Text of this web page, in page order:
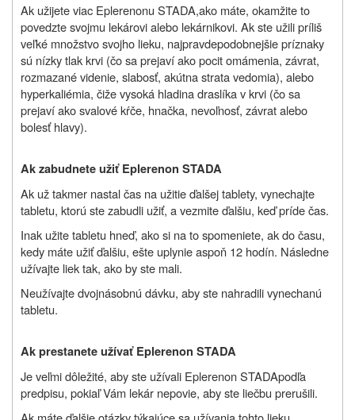
Ak užijete viac Eplerenonu STADA,ako máte, okamžite to
povedzte svojmu lekárovi alebo lekárnikovi. Ak ste užili príliš
veľké množstvo svojho lieku, najpravdepodobnejšie príznaky
sú nízky tlak krvi (čo sa prejaví ako pocit omámenia, závrat,
rozmazané videnie, slabosť, akútna strata vedomia), alebo
hyperkaliémia, čiže vysoká hladina draslíka v krvi (čo sa
prejaví ako svalové kŕče, hnačka, nevoľnosť, závrat alebo
bolesť hlavy).
Ak zabudnete užiť Eplerenon STADA
Ak už takmer nastal čas na užitie ďalšej tablety, vynechajte
tabletu, ktorú ste zabudli užiť, a vezmite ďalšiu, keď príde čas.
Inak užite tabletu hneď, ako si na to spomeniete, ak do času,
kedy máte užiť ďalšiu, ešte uplynie aspoň 12 hodín. Následne
užívajte liek tak, ako by ste mali.
Neužívajte dvojnásobnú dávku, aby ste nahradili vynechanú
tabletu.
Ak prestanete užívať Eplerenon STADA
Je veľmi dôležité, aby ste užívali Eplerenon STADApodľa
predpisu, pokiaľ Vám lekár nepovie, aby ste liečbu prerušili.